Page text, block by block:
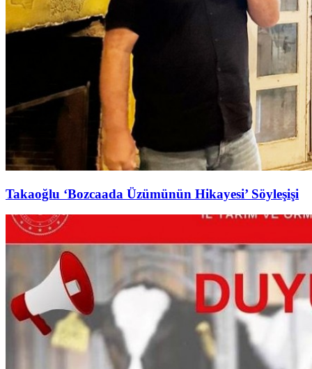
Takaoğlu ‘Bozcaada Üzümünün Hikayesi’ Söyleşişi